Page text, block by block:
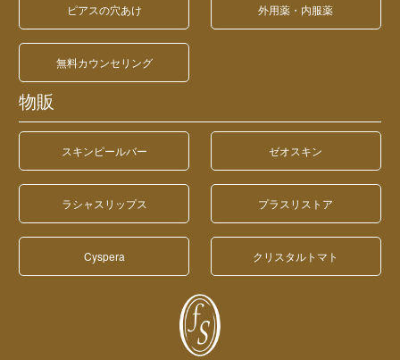
ピアスの穴あけ 外用薬・内服薬
無料カウンセリング
物販
スキンピールバー ゼオスキン
ラシャスリップス プラスリストア
Cyspera クリスタルトマト